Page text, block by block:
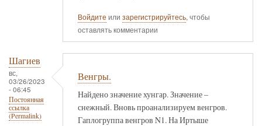
Войдите или зарегистрируйтесь, чтобы
оставлять комментарии
Шагиев
вс,
03/26/2023
- 06:45
Постоянная
ссылка
(Permalink)
Венгры.
Найдено значение хунгар. Значение –
снежный. Вновь проанализируем венгров.
Гаплогруппа венгров N1. На Иртыше